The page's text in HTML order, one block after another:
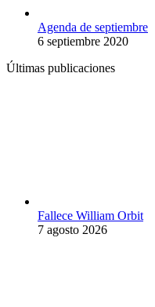
Agenda de septiembre
6 septiembre 2020
Últimas publicaciones
Fallece William Orbit
7 agosto 2026